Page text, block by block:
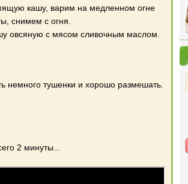
кашу, варим на медленном огне
снимем с огня.
овсяную с мясом сливочным маслом.
немного тушенки и хорошо размешать.
2 минуты...